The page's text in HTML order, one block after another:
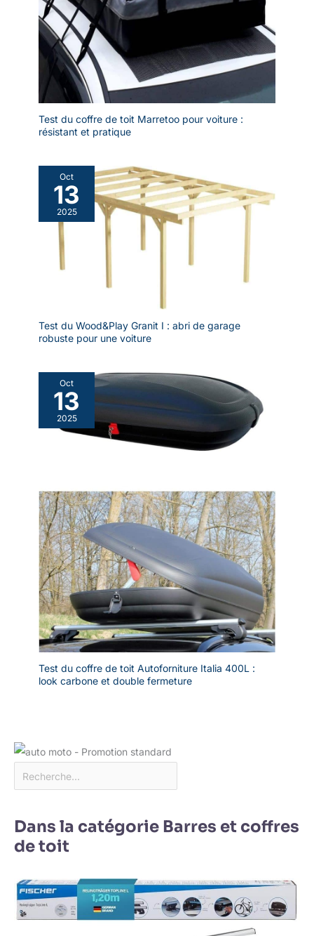
Test du coffre de toit Marretoo pour voiture :
résistant et pratique
Oct
13
2025
Test du Wood&Play Granit I : abri de garage
robuste pour une voiture
Oct
13
2025
Test du coffre de toit Autoforniture Italia 400L :
look carbone et double fermeture
Dans la catégorie Barres et coffres
de toit